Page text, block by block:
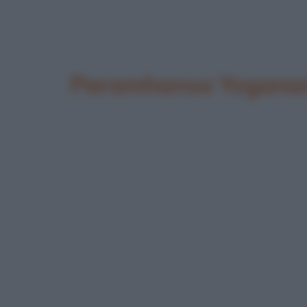
Paramhansa